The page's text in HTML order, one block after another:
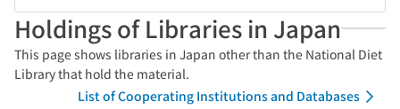
Holdings of Libraries in Japan
This page shows libraries in Japan other than the National Diet
Library that hold the material.
List of Cooperating Institutions and Databases